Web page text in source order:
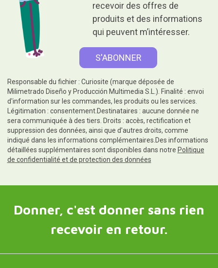
recevoir des offres de
produits et des informations
qui peuvent m’intéresser.
Responsable du fichier : Curiosite (marque déposée de
Milimetrado Diseño y Producción Multimedia S.L.). Finalité : envoi
d'information sur les commandes, les produits ou les services.
Légitimation : consentement.Destinataires : aucune donnée ne
sera communiquée à des tiers. Droits : accès, rectification et
suppression des données, ainsi que d'autres droits, comme
indiqué dans les informations complémentaires.Des informations
détaillées supplémentaires sont disponibles dans notre Politique
de confidentialité et de protection des données
Donner, c'est donner sans rien
recevoir en retour.